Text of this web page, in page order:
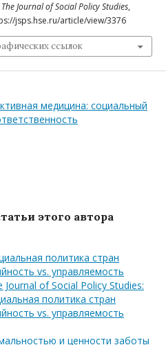
The Journal of Social Policy Studies,
jsps.hse.ru/article/view/3376
ссылок
медицина: социальный
этого автора
политика стран
vs. управляемость
Journal of Social Policy Studies:
политика стран
vs. управляемость
и ценности заботы